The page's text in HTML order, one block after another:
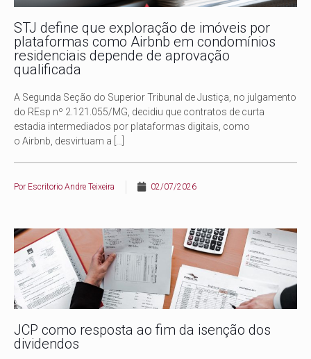
STJ define que exploração de imóveis por
plataformas como Airbnb em condomínios
residenciais depende de aprovação
qualificada
A Segunda Seção do Superior Tribunal de Justiça, no julgamento
do REsp nº 2.121.055/MG, decidiu que contratos de curta
estadia intermediados por plataformas digitais, como
o Airbnb, desvirtuam a
Por Escritorio Andre Teixeira 02/07/2026
JCP como resposta ao fim da isenção dos
dividendos